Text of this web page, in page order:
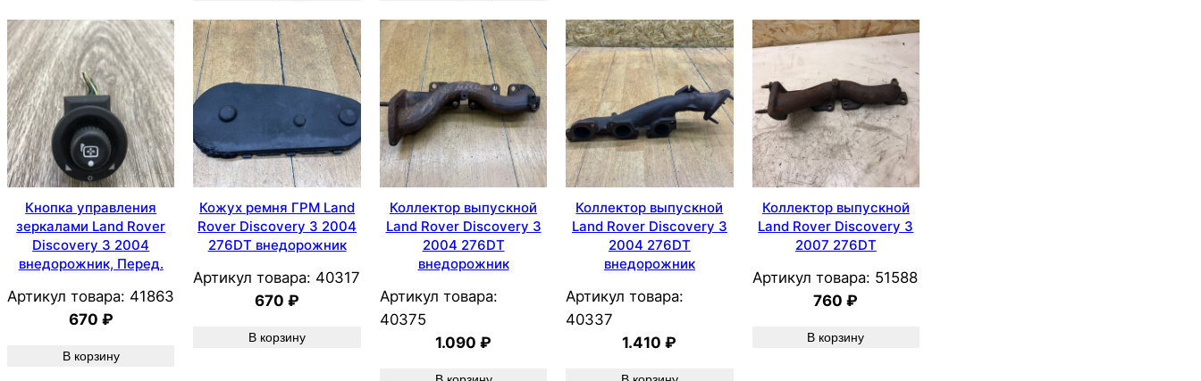
Кнопка управления
зеркалами Land Rover
Discovery 3 2004
внедорожник, Перед.
Артикул товара: 41863
670 ₽
В корзину
Кожух ремня ГРМ Land
Rover Discovery 3 2004
276DT внедорожник
Артикул товара: 40317
670₽
В корзину
Коллектор выпускной
Land Rover Discovery 3
2004 276DT
внедорожник
Артикул товара:
40375
1.090₽
Коллектор выпускной
Land Rover Discovery 3
2004 276DT
внедорожник
Артикул товара:
40337
1.410₽
Коллектор выпускной
Land Rover Discovery 3
2007 276DT
Артикул товара: 51588
760₽
В корзину